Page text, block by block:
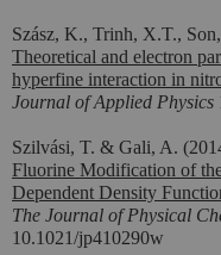
Szász, K., Trinh, X.T.,
Theoretical and electron
hyperfine interaction in
Journal of Applied Physics
Szilvási, T. & Gali, A.
Fluorine Modification of
Dependent Density
The Journal of Physical
10.1021/jp410290w